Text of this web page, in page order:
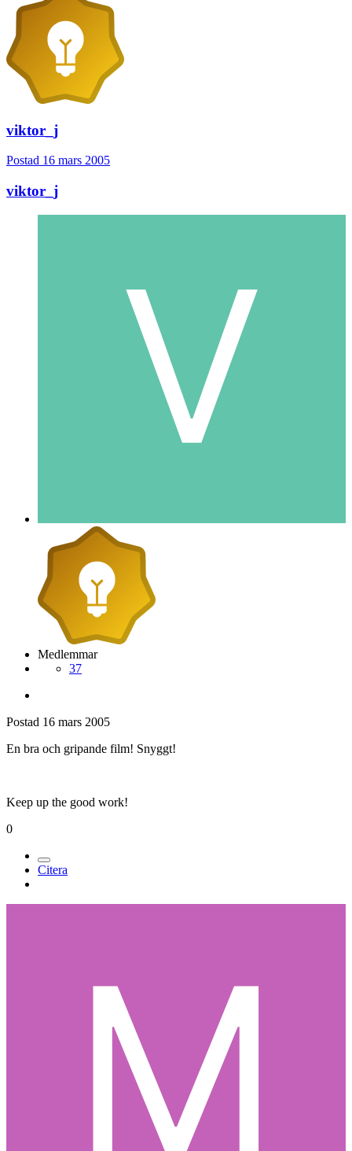
viktor_j
Postad 16 mars 2005
viktor_j
Medlemmar
37
Postad 16 mars 2005
En bra och gripande film! Snyggt!
Keep up the good work!
0
Citera